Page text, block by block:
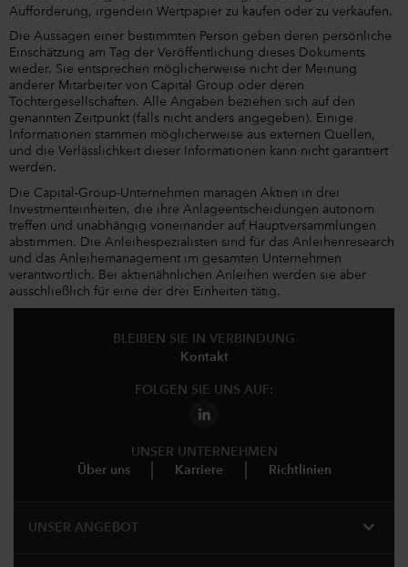
Aufforderung, irgendein Wertpapier zu kaufen oder zu verkaufen.
Die Aussagen einer bestimmten Person geben deren persönliche
Einschätzung am Tag der Veröffentlichung dieses Dokuments
wieder. Sie entsprechen möglicherweise nicht der Meinung
anderer Mitarbeiter von Capital Group oder deren
Tochtergesellschaften. Alle Angaben beziehen sich auf den
genannten Zeitpunkt (falls nicht anders angegeben). Einige
Informationen stammen möglicherweise aus externen Quellen,
und die Verlässlichkeit dieser Informationen kann nicht garantiert
werden.
Die Capital-Group-Unternehmen managen Aktien in drei
Investmenteinheiten, die ihre Anlageentscheidungen autonom
treffen und unabhängig voneinander auf Hauptversammlungen
abstimmen. Die Anleihespezialisten sind für das Anleihenresearch
und das Anleihemanagement im gesamten Unternehmen
verantwortlich. Bei aktienähnlichen Anleihen werden sie aber
ausschließlich für eine der drei Einheiten tätig.
BLEIBEN SIE IN VERBINDUNG
Kontakt
FOLGEN SIE UNS AUF:
UNSER UNTERNEHMEN
Über uns
Karriere Richtlinien
UNSER ANGEBOT expand_more